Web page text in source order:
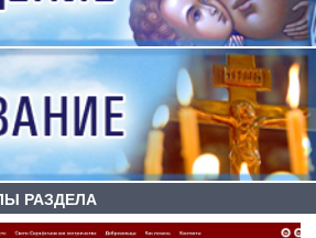
РАЗДЕЛА